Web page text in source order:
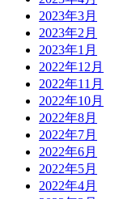
2023年3月
2023年2月
2023年1月
2022年12月
2022年11月
2022年10月
2022年8月
2022年7月
2022年6月
2022年5月
2022年4月